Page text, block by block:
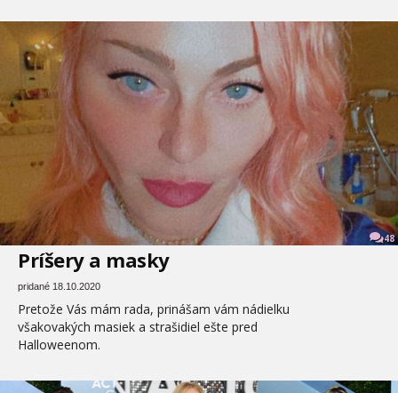
48
Príšery a masky
pridané 18.10.2020
Pretože Vás mám rada, prinášam vám nádielku
všakovakých masiek a strašidiel ešte pred
Halloweenom.